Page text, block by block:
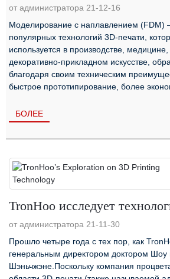
от администратора 21-12-16
Моделирование с наплавлением (FDM)
популярных технологий 3D-печати,
используется в производстве, медицине,
декоративно-прикладном искусстве,
благодаря своим техническим
быстрое прототипирование, более
БОЛЕЕ
TronHoo исследует
от администратора 21-11-30
Прошло четыре года с тех пор, как
генеральным директором доктором Шоу
Шэньчжэне.Поскольку компания